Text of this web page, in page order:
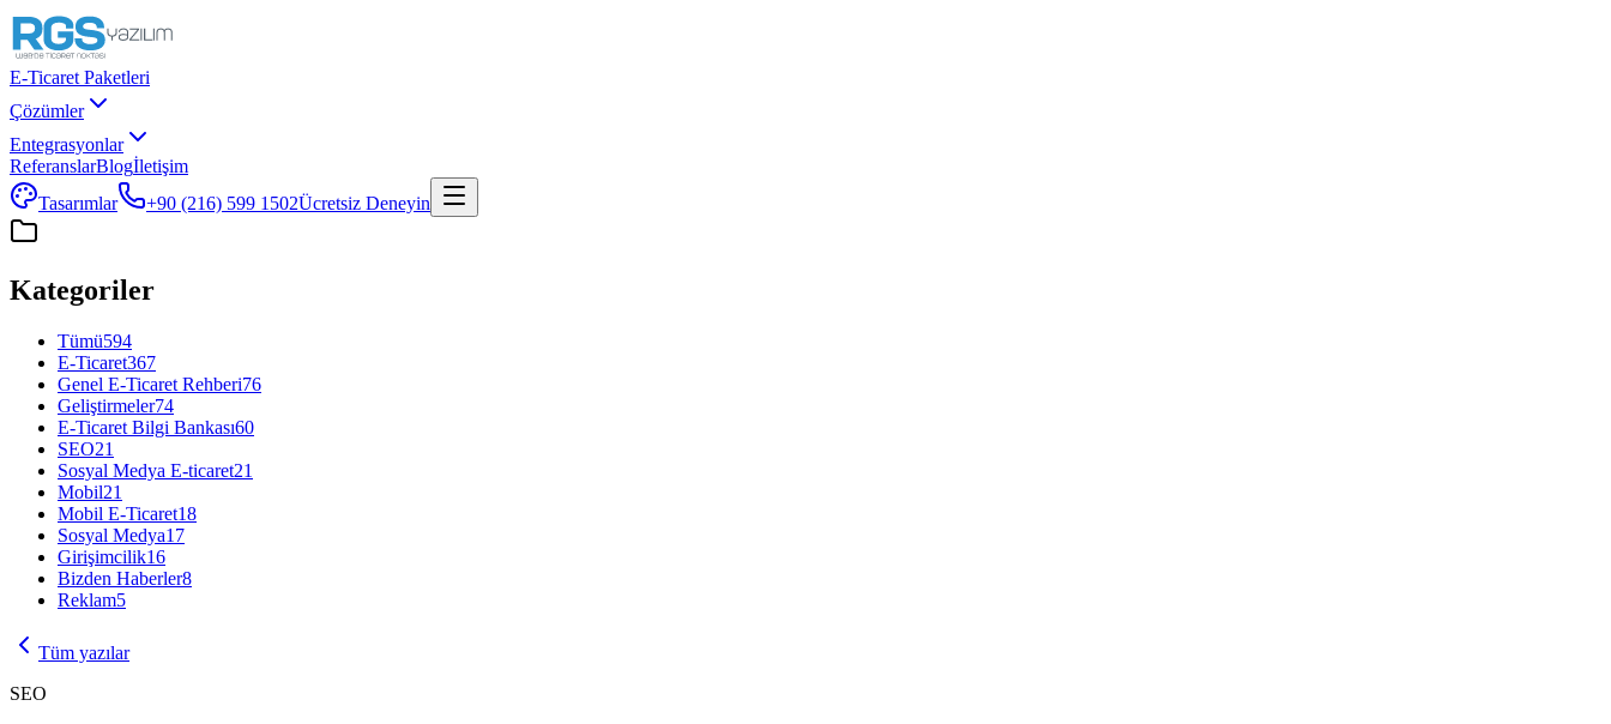
E-Ticaret Paketleri
Çözümler
Entegrasyonlar
ReferanslarBlogİletişim
Tasarımlar
+90 (216) 599 1502Ücretsiz Deneyin
Kategoriler
Tümü594
E-Ticaret367
Genel E-Ticaret Rehberi76
Geliştirmeler74
E-Ticaret Bilgi Bankası60
SEO21
Sosyal Medya E-ticaret21
Mobil21
Mobil E-Ticaret18
Sosyal Medya17
Girişimcilik16
Bizden Haberler8
Reklam5
Tüm yazılar
SEO